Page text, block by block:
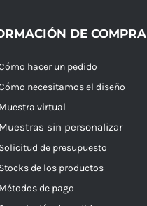
DE COMPRA
hacer un pedido
necesitamos el diseño
Muestra virtual
Muestras sin personalizar
Solicitud de presupuesto
Stocks de los productos
Métodos de pago